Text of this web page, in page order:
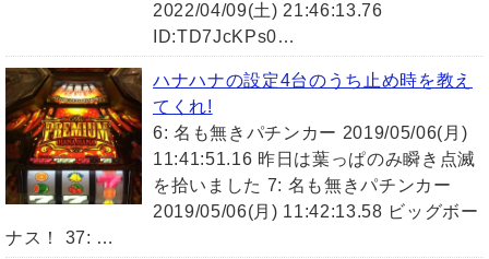
2022/04/09(土) 21:46:13.76
ID:TD7JcKPs0…
ハナハナの設定4台のうち止め時を教え
てくれ!
6: 名も無きパチンカー 2019/05/06(月)
11:41:51.16 昨日は葉っぱのみ瞬き点滅
を拾いました 7: 名も無きパチンカー
2019/05/06(月) 11:42:13.58 ビッグボー
ナス！ 37: …